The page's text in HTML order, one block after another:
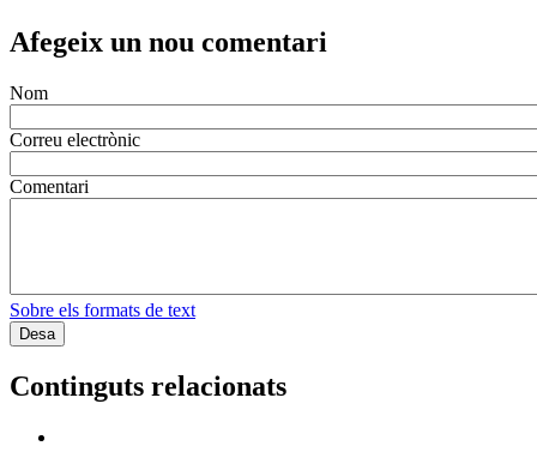
Afegeix un nou comentari
Nom
Correu electrònic
Comentari
Sobre els formats de text
Continguts relacionats